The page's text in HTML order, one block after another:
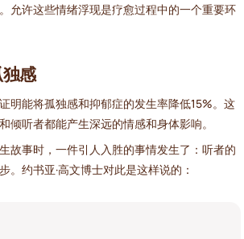
允许这些情绪浮现是疗愈过程中的一个重要环
感
明能将孤独感和抑郁症的发生率降低15%。这
倾听者都能产生深远的情感和身体影响。
故事时，一件引人入胜的事情发生了：听者的
。约书亚·高文博士对此是这样说的：